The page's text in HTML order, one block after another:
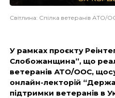
Світлина: Спілка ветеранів АТО/
У рамках проєкту
Слобожанщина”, що
ветеранів АТО/ООС,
онлайн-лекторій
підтримки ветеранів в